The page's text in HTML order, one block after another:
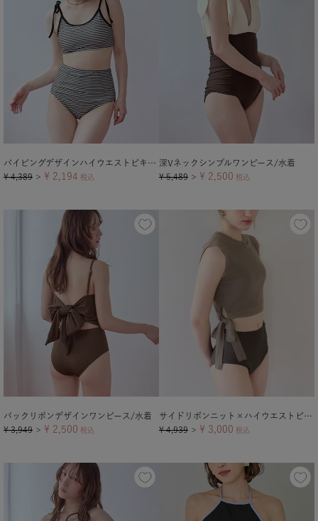
パイピングデザインハイウエストビキニ/水着
¥ 4,389 ＞ ¥ 2,194 税込
深Vネックシンプルワンピース/水着
¥ 5,489 ＞ ¥ 2,500 税込
バックリボンデザインワンピース/水着
¥ 3,949 ＞ ¥ 2,500 税込
サイドリボンニット×ハイウエストビキニ/水着
¥ 4,939 ＞ ¥ 3,000 税込